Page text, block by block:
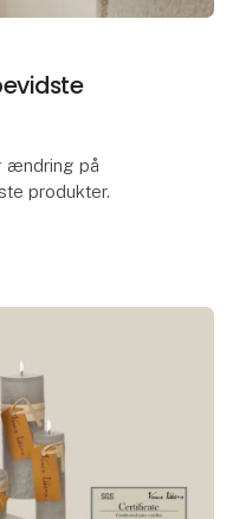
ændring på
produkter.